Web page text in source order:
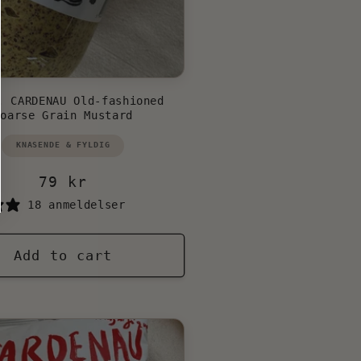
CARDENAU Old-fashioned
Coarse Grain Mustard
KNASENDE & FYLDIG
Regular
price
79 kr
18 anmeldelser
Add to cart